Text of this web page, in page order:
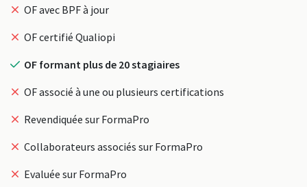
OF avec BPF à jour
OF certifié Qualiopi
OF formant plus de 20 stagiaires
OF associé à une ou plusieurs certifications
Revendiquée sur FormaPro
Collaborateurs associés sur FormaPro
Evaluée sur FormaPro